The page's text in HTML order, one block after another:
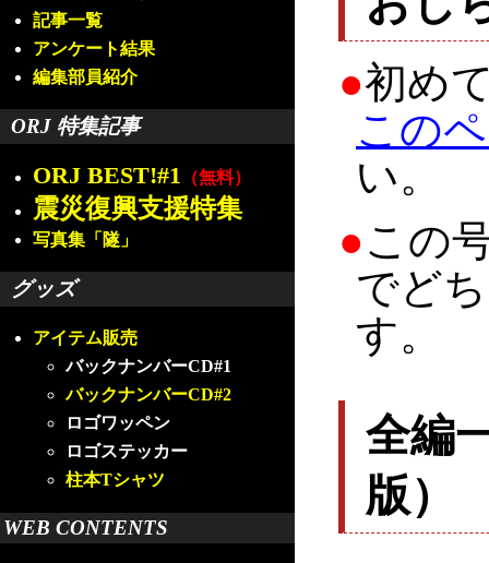
記事一覧
アンケート結果
編集部員紹介
ORJ 特集記事
ORJ BEST!#1 （無料）
震災復興支援特集
写真集「隧」
グッズ
アイテム販売
バックナンバーCD#1
バックナンバーCD#2
ロゴワッペン
ロゴステッカー
柱本Tシャツ
WEB CONTENTS
●初め
この
い。
●この
でど
す。
全編
版）